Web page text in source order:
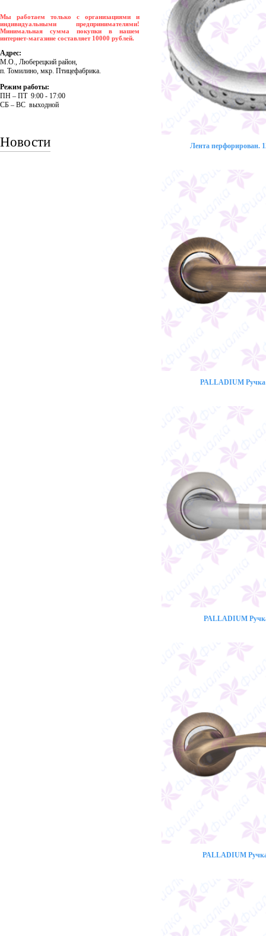
Мы работаем только с организациями и
индивидуальными предпринимателями!
Минимальная сумма покупки в нашем
интернет-магазине составляет 10000 рублей.
Адрес:
М.О., Люберецкий район,
п. Томилино, мкр. Птицефабрика.
Режим работы:
ПH – ПT 9:00 - 17:00
CБ – BC выходной
Новости Лента перфорирован.
PALLADIUM Ручка
PALLADIUM
PALLADIUM